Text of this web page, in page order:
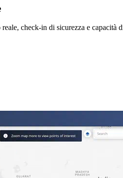
check-in di sicurezza e capacità